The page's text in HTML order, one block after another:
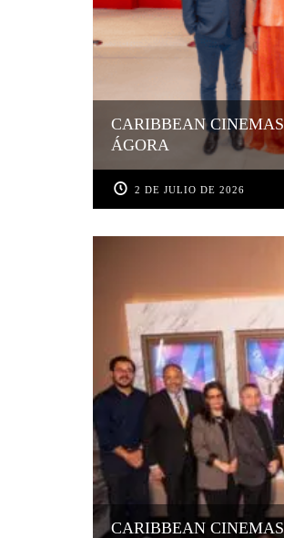
CARIBBEAN
ÁGORA
2 DE JULIO DE 2026
CARIBBEAN